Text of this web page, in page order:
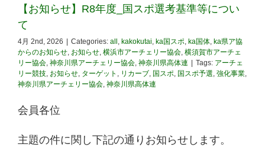
【お知らせ】R8年度_国スポ選考基準等につい
て
4月 2nd, 2026 Categories: all , kakokutai, ka国スポ, ka国体, ka県ア協
からのお知らせ, お知らせ, 横浜市アーチェリー協会, 横須賀市アーチェ
リー協会, 神奈川県アーチェリー協会, 神奈川県高体連 Tags: アーチェ
リー競技, お知らせ, ターゲット , リカーブ, 国スポ, 国スポ予選, 強化事業,
神奈川県アーチェリー協会, 神奈川県高体連
会員各位
主題の件に関し下記の通りお知らせします。